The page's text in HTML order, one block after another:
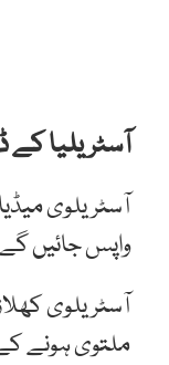
آسٹریلیا کے
آسٹریلوی
واپس جائیں
آسٹریلوی
ملتوی ہونے